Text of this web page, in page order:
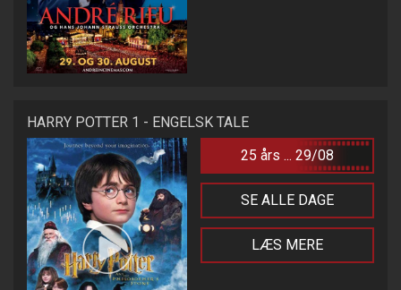
HARRY POTTER 1 - ENGELSK TALE
25 års ... 29/08
SE ALLE DAGE
LÆS MERE